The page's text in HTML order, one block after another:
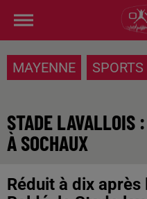
MAYENNE SPORTS
STADE LAVALLOIS
À SOCHAUX
Réduit à dix après